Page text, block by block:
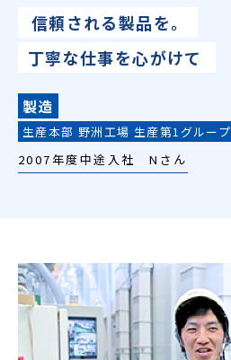
信頼される製品を。
丁寧な仕事を心がけて
製造
生産本部 野洲工場 生産第1グループ
2007年度中途入社 Nさん